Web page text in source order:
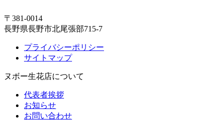
〒381-0014
長野県長野市北尾張部715-7
プライバシーポリシー
サイトマップ
ヌボー生花店について
代表者挨拶
お知らせ
お問い合わせ